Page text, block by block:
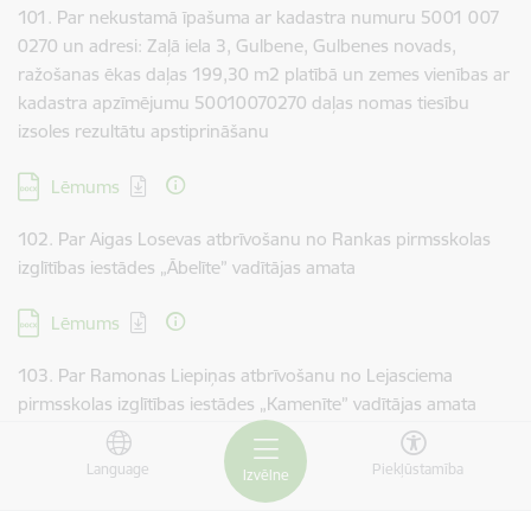
Izvēlne
Language Piekļūstamība
101. Par nekustamā īpašuma ar kadastra numuru 5001 007
0270 un adresi: Zaļā iela 3, Gulbene, Gulbenes novads,
ražošanas ēkas daļas 199,30 m2 platībā un zemes vienības ar
kadastra apzīmējumu 50010070270 daļas nomas tiesību
izsoles rezultātu apstiprināšanu
Lejupielādēt:
Lēmums
102. Par Aigas Losevas atbrīvošanu no Rankas pirmsskolas
izglītības iestādes „Ābelīte” vadītājas amata
Lejupielādēt:
Lēmums
103. Par Ramonas Liepiņas atbrīvošanu no Lejasciema
pirmsskolas izglītības iestādes „Kamenīte” vadītājas amata
Lejupielādēt:
Lēmums